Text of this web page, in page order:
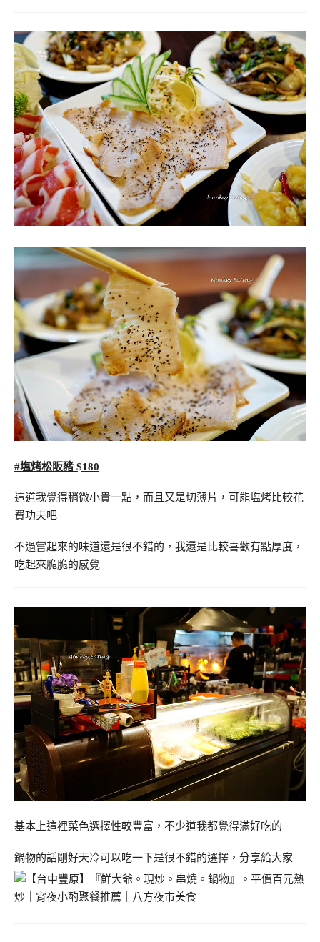
#塩烤松阪豬 $180
這道我覺得稍微小貴一點，而且又是切薄片，可能塩烤比較花
費功夫吧
不過嘗起來的味道還是很不錯的，我還是比較喜歡有點厚度，
吃起來脆脆的感覺
基本上這裡菜色選擇性較豐富，不少道我都覺得滿好吃的
鍋物的話剛好天冷可以吃一下是很不錯的選擇，分享給大家